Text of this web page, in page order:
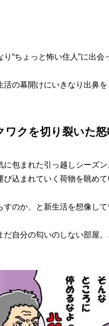
“ちょっと怖い住人”に出会
の幕開けにいきなり出鼻
ワクを切り裂いた
包まれた引っ越しシーズ
込まれていく荷物を眺めて
すのか、と新生活を想像し
自分の匂いのしない部屋